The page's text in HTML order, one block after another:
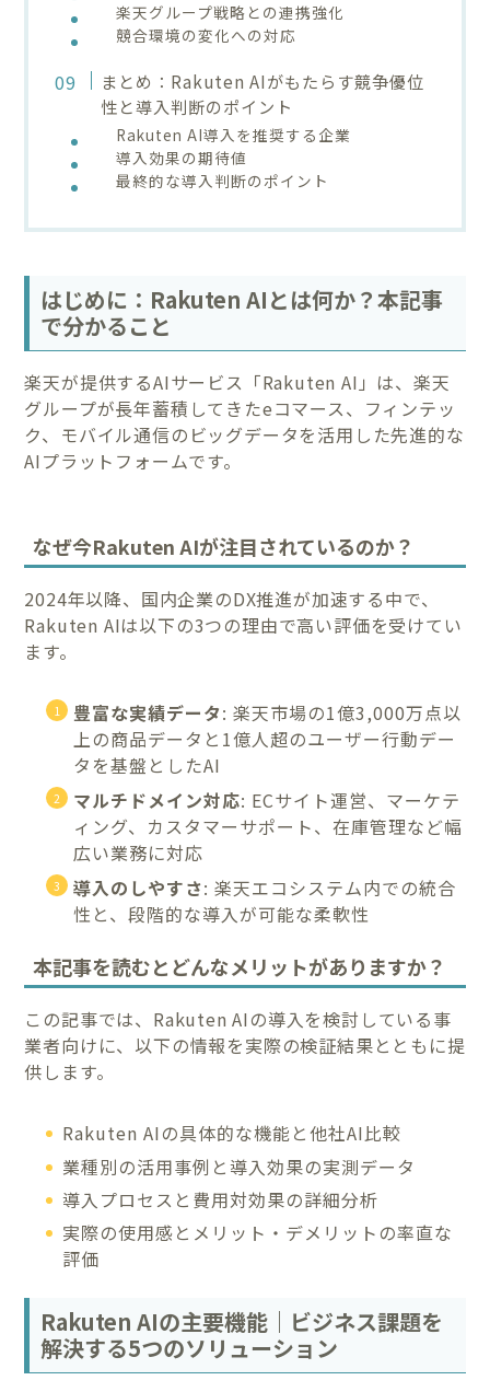
楽天グループ戦略との連携強化
競合環境の変化への対応
まとめ：Rakuten AIがもたらす競争優位
性と導入判断のポイント
Rakuten AI導入を推奨する企業
導入効果の期待値
最終的な導入判断のポイント
はじめに：Rakuten AIとは何か？本記事
で分かること
楽天が提供するAIサービス「Rakuten AI」は、楽天
グループが長年蓄積してきたeコマース、フィンテッ
ク、モバイル通信のビッグデータを活用した先進的な
AIプラットフォームです。
なぜ今Rakuten AIが注目されているのか？
2024年以降、国内企業のDX推進が加速する中で、
Rakuten AIは以下の3つの理由で高い評価を受けてい
ます。
豊富な実績データ: 楽天市場の1億3,000万点以
上の商品データと1億人超のユーザー行動デー
タを基盤としたAI
マルチドメイン対応: ECサイト運営、マーケテ
ィング、カスタマーサポート、在庫管理など幅
広い業務に対応
導入のしやすさ: 楽天エコシステム内での統合
性と、段階的な導入が可能な柔軟性
本記事を読むとどんなメリットがありますか？
この記事では、Rakuten AIの導入を検討している事
業者向けに、以下の情報を実際の検証結果とともに提
供します。
Rakuten AIの具体的な機能と他社AI比較
業種別の活用事例と導入効果の実測データ
導入プロセスと費用対効果の詳細分析
実際の使用感とメリット・デメリットの率直な
評価
Rakuten AIの主要機能｜ビジネス課題を
解決する5つのソリューション